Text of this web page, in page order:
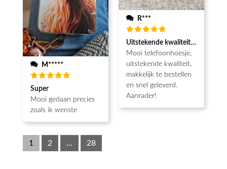
M*****
Waardering
5 uit 5
Super
Mooi gedaan precies
zoals ik wenste
R***
Waardering
5 uit 5
Uitstekende kwaliteit, snel
Mooi telefoonhoesje,
uitstekende kwaliteit,
makkelijk te bestellen
en snel geleverd.
Aanrader!
1 2 ... 28